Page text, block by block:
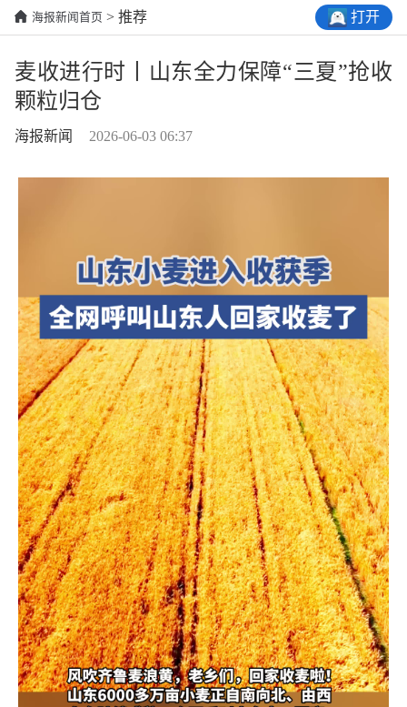
海报新闻首页 > 推荐 打开
麦收进行时丨山东全力保障“三夏”抢收
颗粒归仓
海报新闻 2026-06-03 06:37